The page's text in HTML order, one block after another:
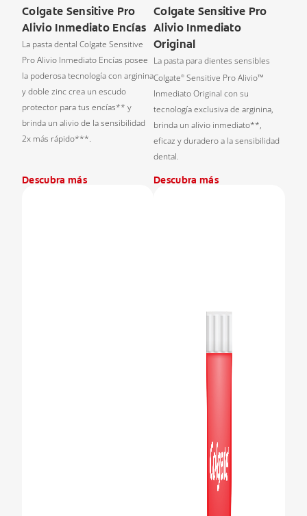
Colgate Sensitive Pro
Alivio Inmediato Encías
La pasta dental Colgate Sensitive
Pro Alivio Inmediato Encías posee
la poderosa tecnología con arginina
y doble zinc crea un escudo
protector para tus encías** y
brinda un alivio de la sensibilidad
2x más rápido***.
Descubra más
Colgate Sensitive Pro
Alivio Inmediato
Original
La pasta para dientes sensibles
Colgate® Sensitive Pro Alivio™
Inmediato Original con su
tecnología exclusiva de arginina,
brinda un alivio inmediato**,
eficaz y duradero a la sensibilidad
dental.
Descubra más